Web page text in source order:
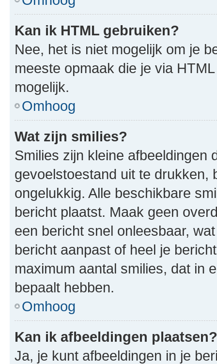
Kan ik HTML gebruiken?
Nee, het is niet mogelijk om je
meeste opmaak die je via
mogelijk.
Omhoog
Wat zijn smilies?
Smilies zijn kleine afbeeldingen
gevoelstoestand uit te drukken,
ongelukkig. Alle beschikbare
bericht plaatst. Maak geen
een bericht snel onleesbaar,
bericht aanpast of heel je
maximum aantal smilies, dat in
bepaalt hebben.
Omhoog
Kan ik afbeeldingen plaatsen?
Ja, je kunt afbeeldingen in je